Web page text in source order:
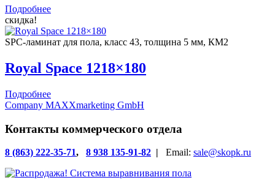
Подробнее
скидка!
SPC-ламинат для пола, класс 43, толщина 5 мм, КМ2
Royal Space 1218×180
Подробнее
Company MAXXmarketing GmbH
Контакты коммерческого отдела
8 (863) 222-35-71, 8 938 135-91-82 | Email: sale@skopk.ru